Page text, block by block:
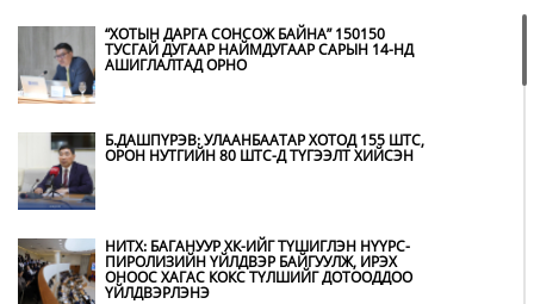
“ХОТЫН ДАРГА СОНСОЖ БАЙНА” 150150
ТУСГАЙ ДУГААР НАЙМДУГААР САРЫН 14-НД
АШИГЛАЛТАД ОРНО
Б.ДАШПҮРЭВ: УЛААНБААТАР ХОТОД 155 ШТС,
ОРОН НУТГИЙН 80 ШТС-Д ТҮГЭЭЛТ ХИЙСЭН
НИТХ: БАГАНУУР ХК-ИЙГ ТҮШИГЛЭН НҮҮРС-
ПИРОЛИЗИЙН ҮЙЛДВЭР БАЙГУУЛЖ, ИРЭХ
ОНООС ХАГАС КОКС ТҮЛШИЙГ ДОТООДДОО
ҮЙЛДВЭРЛЭНЭ